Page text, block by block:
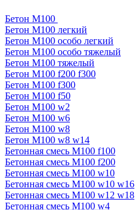
Бетон М100
Бетон М100 легкий
Бетон М100 особо легкий
Бетон М100 особо тяжелый
Бетон М100 тяжелый
Бетон М100 f200 f300
Бетон М100 f300
Бетон М100 f50
Бетон М100 w2
Бетон М100 w6
Бетон М100 w8
Бетон М100 w8 w14
Бетонная смесь М100 f100
Бетонная смесь М100 f200
Бетонная смесь М100 w10
Бетонная смесь М100 w10 w16
Бетонная смесь М100 w12 w18
Бетонная смесь М100 w4